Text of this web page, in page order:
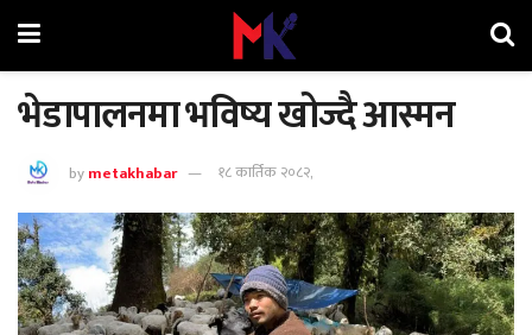
भेडापालनमा भविष्य खोज्दै आस्मन
bymetakhabar १८ कार्तिक २०८२,